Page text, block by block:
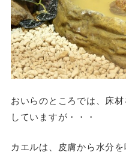
おいらのところでは、床
していますが・・・
カエルは、皮膚から水分